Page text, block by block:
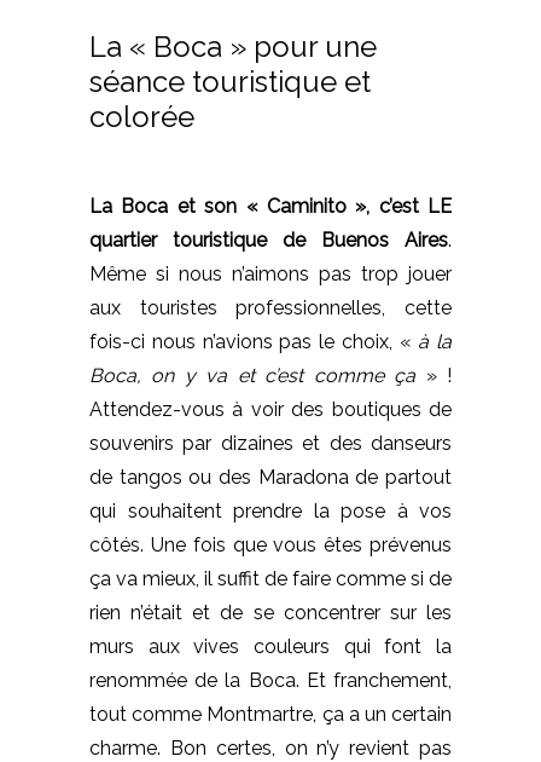
La « Boca » pour une
séance touristique et
colorée
La Boca et son « Caminito », c’est LE
quartier touristique de Buenos Aires.
Même si nous n’aimons pas trop jouer
aux touristes professionnelles, cette
fois-ci nous n’avions pas le choix, « à la
Boca, on y va et c’est comme ça » !
Attendez-vous à voir des boutiques de
souvenirs par dizaines et des danseurs
de tangos ou des Maradona de partout
qui souhaitent prendre la pose à vos
côtés. Une fois que vous êtes prévenus
ça va mieux, il suffit de faire comme si de
rien n’était et de se concentrer sur les
murs aux vives couleurs qui font la
renommée de la Boca. Et franchement,
tout comme Montmartre, ça a un certain
charme. Bon certes, on n’y revient pas